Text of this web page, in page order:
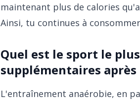
maintenant plus de calories
Ainsi, tu continues à
Quel est le sport le
supplémentaires
L'entraînement anaérobie, en